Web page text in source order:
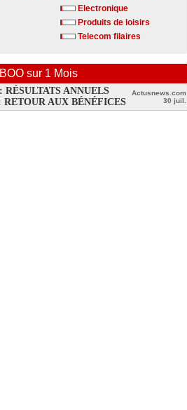
Electronique
Produits de loisirs
Telecom filaires
sur 1 Mois
ANNUELS
RETOUR AUX BÉNÉFICES
Actusnews.com
30 juil.